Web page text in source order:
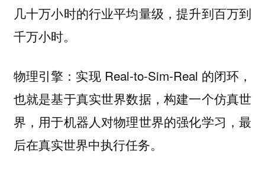
几十万小时的行业平均量级，提升到百万到
千万小时。
物理引擎 ：实现 Real-to-Sim-Real 的闭环，
也就是基于真实世界数据，构建一个仿真世
界，用于机器人对物理世界的强化学习，最
后在真实世界中执行任务。